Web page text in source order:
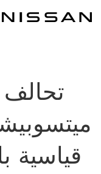
إلى
تحالف